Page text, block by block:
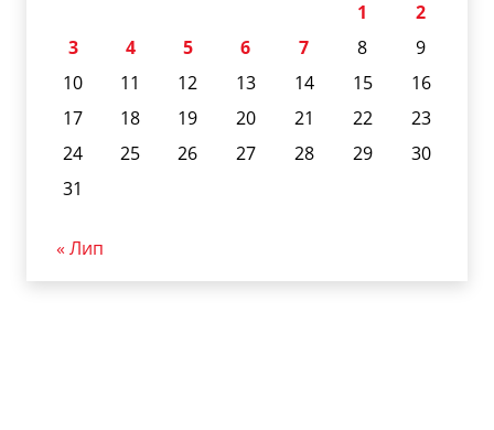
1
2
3
4 5 6 7 8
9
10
11 12 13 14 15
16
17
18 19 20 21 22
23
24
25 26 27 28 29
30
31
« Лип